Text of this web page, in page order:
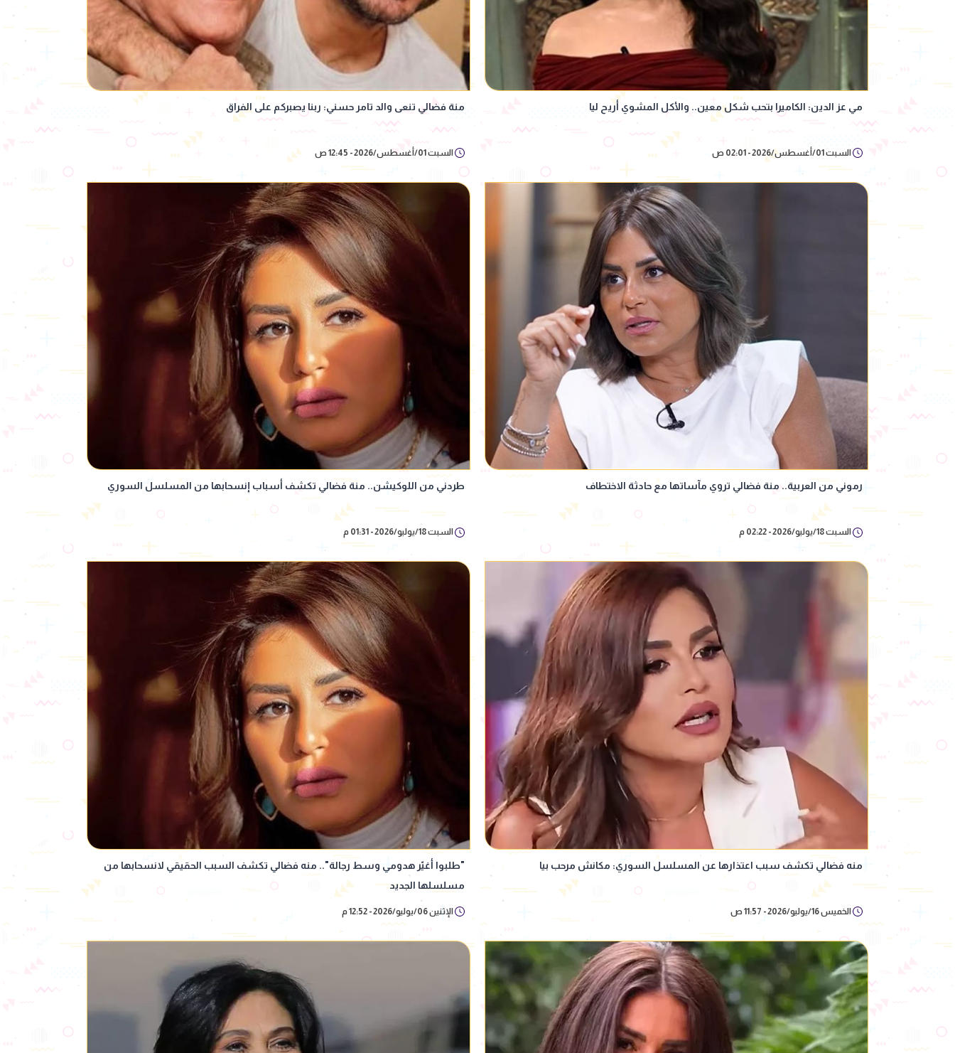
مي عز الدين: الكاميرا بتحب شكل معين.. والأكل المشوي أريح ليا
السبت 01/أغسطس/2026 - 02:01 ص
منة فضالي تنعى والد تامر حسني: ربنا يصبركم على الفراق
السبت 01/أغسطس/2026 - 12:45 ص
رموني من العربية.. منة فضالي تروي مآساتها مع حادثة الاختطاف
السبت 18/يوليو/2026 - 02:22 م
طردني من اللوكيشن.. منة فضالي تكشف أسباب إنسحابها من المسلسل السوري
السبت 18/يوليو/2026 - 01:31 م
منه فضالي تكشف سبب اعتذارها عن المسلسل السوري: مكانش مرحب بيا
الخميس 16/يوليو/2026 - 11:57 ص
"طلبوا أغيّر هدومي وسط رجالة".. منه فضالي تكشف السبب الحقيقي لانسحابها من
مسلسلها الجديد
الإثنين 06/يوليو/2026 - 12:52 م